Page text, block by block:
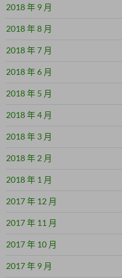
2018 年 9 月
2018 年 8 月
2018 年 7 月
2018 年 6 月
2018 年 5 月
2018 年 4 月
2018 年 3 月
2018 年 2 月
2018 年 1 月
2017 年 12 月
2017 年 11 月
2017 年 10 月
2017 年 9 月